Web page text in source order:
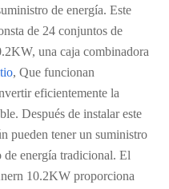
de energía. Este
de 24 conjuntos de
una caja combinadora
, Que funcionan
eficientemente la
Después de instalar este
pueden tener un suministro
de energía tradicional. El
10.2KW proporciona